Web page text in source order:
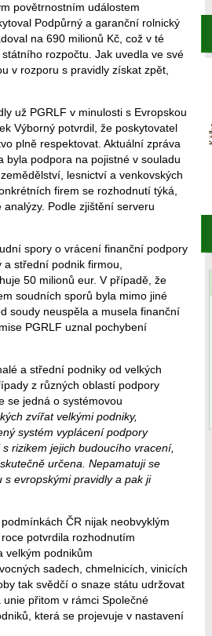
povětrnostním událostem
Podpůrný a garanční rolnický
na 690 milionů Kč, což v té
rozpočtu. Jak uvedla ve své
v rozporu s pravidly získat zpět,
už PGRLF v minulosti s Evropskou
Výborný potvrdil, že poskytovatel
plně respektovat. Aktuální zpráva
byla podpora na pojistné v souladu
lesnictví a venkovských
firem se rozhodnutí týká,
Podle zjištění serveru
spory o vrácení finanční podpory
střední podnik firmou,
50 milionů eur. V případě, že
soudních sporů byla mimo jiné
soudy neuspěla a musela finanční
PGRLF uznal pochybení
a střední podniky od velkých
z různých oblastí podpory
se jedná o systémovou
zvířat velkými podniky,
systém vyplácení podpory
rizikem jejich budoucího vracení,
určena. Nepamatuji se
evropskými pravidly a pak ji
ČR nijak neobvyklým
potvrdila rozhodnutím
velkým podnikům
sadech, chmelnicích, vinicích
tak svědčí o snaze státu udržovat
přitom v rámci Společné
která se projevuje v nastavení